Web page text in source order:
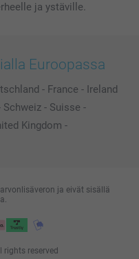
ja ystäville.
Euroopassa
- France - Ireland
Schweiz - Suisse -
Kingdom -
reserved
ja eivät sisällä